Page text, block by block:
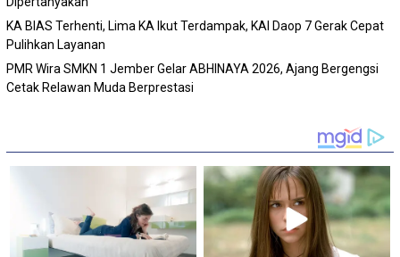
KA BIAS Terhenti, Lima KA Ikut Terdampak, KAI Daop 7 Gerak Cepat
Pulihkan Layanan
PMR Wira SMKN 1 Jember Gelar ABHINAYA 2026, Ajang Bergengsi
Cetak Relawan Muda Berprestasi